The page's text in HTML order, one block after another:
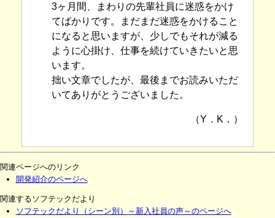
3ヶ月間、まわりの先輩社員に迷惑をかけ
てばかりです。まだまだ迷惑をかけること
になると思いますが、少しでもそれが減る
ように心掛け、仕事を続けていきたいと思
います。
拙い文章でしたが、最後までお読みいただ
いてありがとうございました。
（Y．K．）
関連ページへのリンク
開発紹介のページへ
関連するソフテックだより
ソフテックだより（シーン別）～新入社員の声～のページへ